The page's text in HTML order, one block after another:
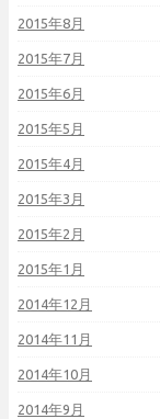
2015年8月
2015年7月
2015年6月
2015年5月
2015年4月
2015年3月
2015年2月
2015年1月
2014年12月
2014年11月
2014年10月
2014年9月